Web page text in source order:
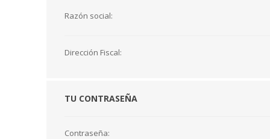
Razón social:
Dirección Fiscal:
TU CONTRASEÑA
Contraseña: